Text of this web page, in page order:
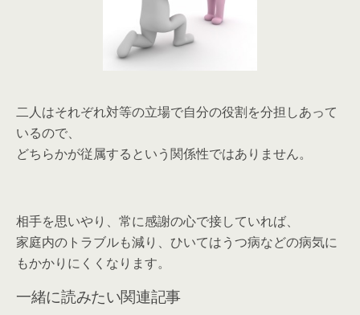
二人はそれぞれ対等の立場で自分の役割を分担しあって
いるので、
どちらかが従属するという関係性ではありません。
相手を思いやり、常に感謝の心で接していれば、
家庭内のトラブルも減り、ひいてはうつ病などの病気に
もかかりにくくなります。
一緒に読みたい関連記事